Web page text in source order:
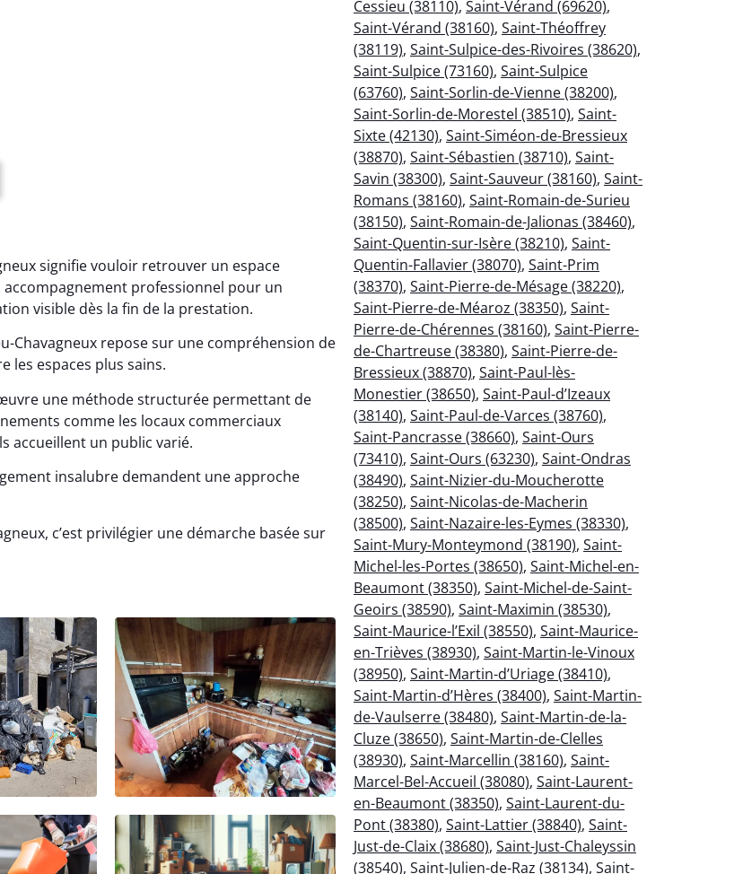
signifie vouloir retrouver un espace
professionnel pour un
visible dès la fin de la prestation.
Chavagneux repose sur une compréhension de
les espaces plus sains.
une méthode structurée permettant de
comme les locaux commerciaux
accueillent un public varié.
insalubre demandent une approche
c’est privilégier une démarche basée sur
Cessieu (38110), Saint-Vérand (69620),
Saint-Vérand (38160), Saint-Théoffrey
(38119), Saint-Sulpice-des-Rivoires (38620),
Saint-Sulpice (73160), Saint-Sulpice
(63760), Saint-Sorlin-de-Vienne (38200),
Saint-Sorlin-de-Morestel (38510), Saint-
Sixte (42130), Saint-Siméon-de-Bressieux
(38870), Saint-Sébastien (38710), Saint-
Savin (38300), Saint-Sauveur (38160), Saint-
Romans (38160), Saint-Romain-de-Surieu
(38150), Saint-Romain-de-Jalionas (38460),
Saint-Quentin-sur-Isère (38210), Saint-
Quentin-Fallavier (38070), Saint-Prim
(38370), Saint-Pierre-de-Mésage (38220),
Saint-Pierre-de-Méaroz (38350), Saint-
Pierre-de-Chérennes (38160), Saint-Pierre-
de-Chartreuse (38380), Saint-Pierre-de-
Bressieux (38870), Saint-Paul-lès-
Monestier (38650), Saint-Paul-d’Izeaux
(38140), Saint-Paul-de-Varces (38760),
Saint-Pancrasse (38660), Saint-Ours
(73410), Saint-Ours (63230), Saint-Ondras
(38490), Saint-Nizier-du-Moucherotte
(38250), Saint-Nicolas-de-Macherin
(38500), Saint-Nazaire-les-Eymes (38330),
Saint-Mury-Monteymond (38190), Saint-
Michel-les-Portes (38650), Saint-Michel-en-
Beaumont (38350), Saint-Michel-de-Saint-
Geoirs (38590), Saint-Maximin (38530),
Saint-Maurice-l’Exil (38550), Saint-Maurice-
en-Trièves (38930), Saint-Martin-le-Vinoux
(38950), Saint-Martin-d’Uriage (38410),
Saint-Martin-d’Hères (38400), Saint-Martin-
de-Vaulserre (38480), Saint-Martin-de-la-
Cluze (38650), Saint-Martin-de-Clelles
(38930), Saint-Marcellin (38160), Saint-
Marcel-Bel-Accueil (38080), Saint-Laurent-
en-Beaumont (38350), Saint-Laurent-du-
Pont (38380), Saint-Lattier (38840), Saint-
Just-de-Claix (38680), Saint-Just-Chaleyssin
(38540), Saint-Julien-de-Raz (38134), Saint-